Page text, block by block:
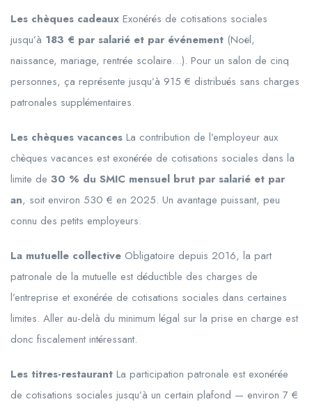
Les chèques cadeaux Exonérés de cotisations sociales
jusqu’à 183 € par salarié et par événement (Noël,
naissance, mariage, rentrée scolaire…). Pour un salon de cinq
personnes, ça représente jusqu’à 915 € distribués sans charges
patronales supplémentaires.
Les chèques vacances La contribution de l’employeur aux
chèques vacances est exonérée de cotisations sociales dans la
limite de 30 % du SMIC mensuel brut par salarié et par
an, soit environ 530 € en 2025. Un avantage puissant, peu
connu des petits employeurs.
La mutuelle collective Obligatoire depuis 2016, la part
patronale de la mutuelle est déductible des charges de
l’entreprise et exonérée de cotisations sociales dans certaines
limites. Aller au-delà du minimum légal sur la prise en charge est
donc fiscalement intéressant.
Les titres-restaurant La participation patronale est exonérée
de cotisations sociales jusqu’à un certain plafond — environ 7 €